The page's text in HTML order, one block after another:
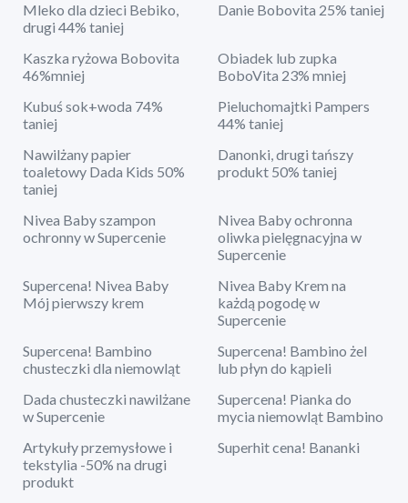
Mleko dla dzieci Bebiko,
drugi 44% taniej
Danie Bobovita 25% taniej
Kaszka ryżowa Bobovita
46%mniej
Obiadek lub zupka
BoboVita 23% mniej
Kubuś sok+woda 74%
taniej
Pieluchomajtki Pampers
44% taniej
Nawilżany papier
toaletowy Dada Kids 50%
taniej
Danonki, drugi tańszy
produkt 50% taniej
Nivea Baby szampon
ochronny w Supercenie
Nivea Baby ochronna
oliwka pielęgnacyjna w
Supercenie
Supercena! Nivea Baby
Mój pierwszy krem
Nivea Baby Krem na
każdą pogodę w
Supercenie
Supercena! Bambino
chusteczki dla niemowląt
Supercena! Bambino żel
lub płyn do kąpieli
Dada chusteczki nawilżane
w Supercenie
Supercena! Pianka do
mycia niemowląt Bambino
Artykuły przemysłowe i
tekstylia -50% na drugi
produkt
Superhit cena! Bananki